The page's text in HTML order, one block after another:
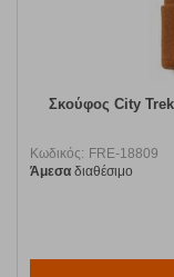
Σκούφος City
Κωδικός: FRE-18809
Άμεσα διαθέσιμο